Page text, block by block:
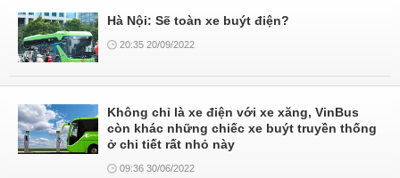
Hà Nội: Sẽ toàn xe buýt điện?
20:35 20/09/2022
Không chỉ là xe điện với xe xăng, VinBus
còn khác những chiếc xe buýt truyền thống
ở chi tiết rất nhỏ này
09:36 30/06/2022